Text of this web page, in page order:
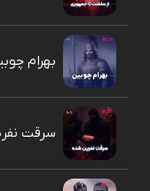
بهرام
سرقت